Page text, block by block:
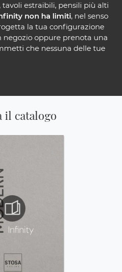
estraibili, pensili più alti
non ha limiti, nel senso
la tua configurazione
negozio oppure prenota una
che nessuna delle tue
il catalogo